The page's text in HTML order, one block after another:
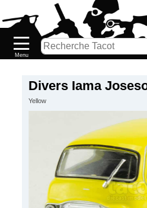
Divers Iama
Yellow
Nouveautés
Catalogue/Stock
PETITS